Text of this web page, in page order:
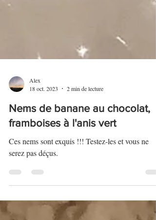
18 oct. 2023
2 min de lecture
Nems de banane au chocolat,
framboises à l'anis vert
Ces nems sont exquis !!! Testez-les et vous ne
serez pas déçus.